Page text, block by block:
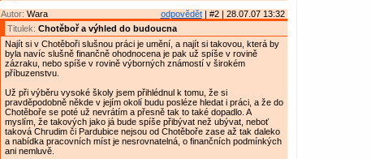
odpovědět| #2 | 28.07.07 13:32
Autor: Wara
Titulek: Chotěboř a výhled do budoucna
Najít si v Chotěboři slušnou práci je umění, a najít si takovou, která by
byla navíc slušně finančně ohodnocena je pak už spíše v rovině
zázraku, nebo spíše v rovině výborných známostí v širokém
příbuzenstvu.
Už při výběru vysoké školy jsem přihlédnul k tomu, že si
pravděpodobně někde v jejím okolí budu posléze hledat i práci, a že do
Chotěboře se poté už nevrátím a přesně tak to také dopadlo. A
myslím, že takových jako já bude spíše přibývat než ubývat, neboť
taková Chrudim či Pardubice nejsou od Chotěboře zase až tak daleko
a nabídka pracovních míst je nesrovnatelná, o finančních podmínkých
ani nemluvě.